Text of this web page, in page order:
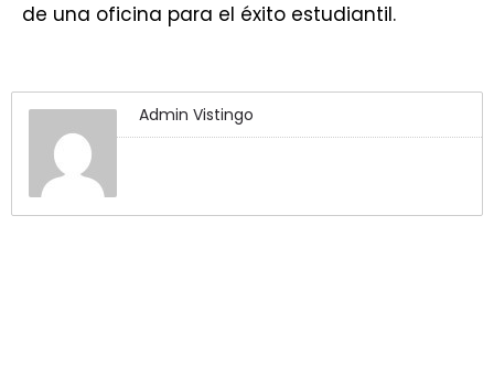
de una oficina para el éxito estudiantil.
Admin Vistingo